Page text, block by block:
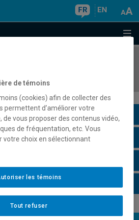
FR EN
de témoins
(cookies) afin de collecter des
permettent d’améliorer votre
de vous proposer des contenus vidéo,
de fréquentation, etc. Vous
votre choix en sélectionnant
Tout refuser
les témoins